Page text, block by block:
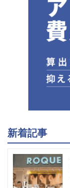
新着記事